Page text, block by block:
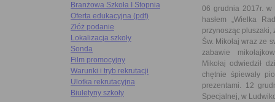
Branżowa Szkoła I Stopnia
Oferta edukacyjna (pdf)
Złóż podanie
Lokalizacja szkoły
Sonda
Film promocyjny
Warunki i tryb rekrutacji
Ulotka rekrutacyjna
Biuletyny szkoły
06 grudnia 2017r. w
hasłem „Wielka
przynosząc pluszaki,
Św. Mikołaj wraz ze
zabawie
Mikołaj odwiedził
chętnie śpiewały
prezentami. 12
Specjalnej, w